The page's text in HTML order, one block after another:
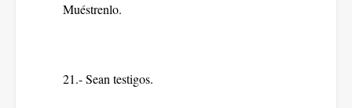
Muéstrenlo.
21.- Sean testigos.